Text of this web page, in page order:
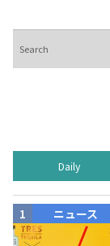
索
Daily
ニュース